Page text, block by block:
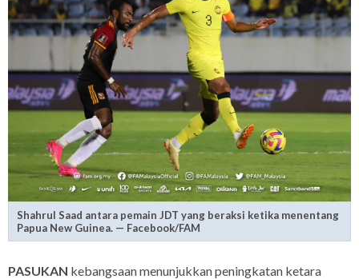
Shahrul Saad antara pemain JDT yang beraksi ketika menentang
Papua New Guinea. — Facebook/FAM
PASUKAN kebangsaan menunjukkan peningkatan ketara